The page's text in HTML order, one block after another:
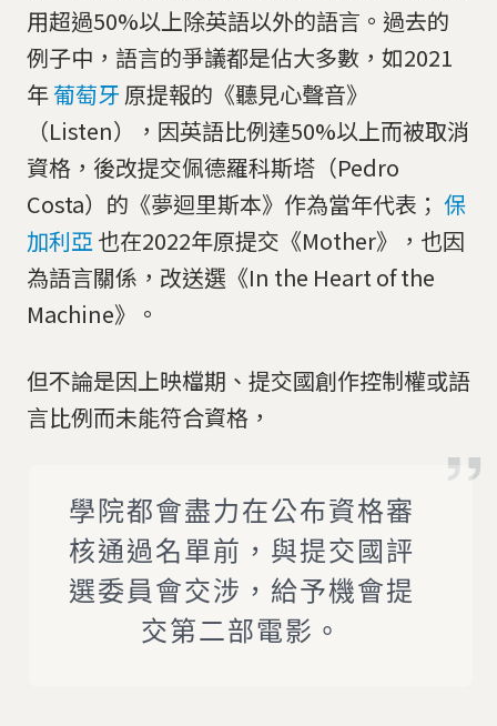
用超過50%以上除英語以外的語言。過去的
例子中，語言的爭議都是佔大多數，如2021
年葡萄牙 原提報的《聽見心聲音》
（Listen），因英語比例達50%以上而被取消
資格，後改提交佩德羅科斯塔（Pedro
Costa）的《夢迴里斯本》作為當年代表； 保
加利亞 也在2022年原提交《Mother》，也因
為語言關係，改送選《In the Heart of the
Machine》。
但不論是因上映檔期、提交國創作控制權或語
言比例而未能符合資格，
學院都會盡力在公布資格審
核通過名單前，與提交國評
選委員會交涉，給予機會提
交第二部電影。